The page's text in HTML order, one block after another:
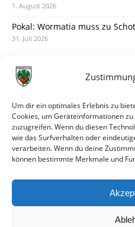
Um dir ein optimales Erlebnis zu
Cookies, um Geräteinformationen
zuzugreifen. Wenn du diesen
wie das Surfverhalten oder
verarbeiten. Wenn du deine
können bestimmte Merkmale und
1. August 2026
Pokal: Wormatia muss zu
31. Juli 2026
30. Juli 2026
28. Juli 2026
Neuer Rückensponsor
28. Juli 2026
Neue Podcast-Folge: So tickt
Eindrücke vom Stadionfest
27. Juli 2026